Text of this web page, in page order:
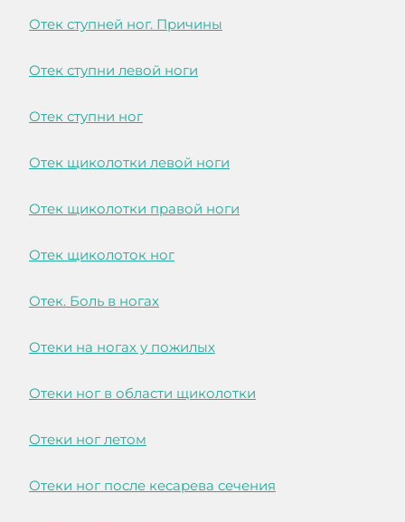
Отек ступней ног. Причины
Отек ступни левой ноги
Отек ступни ног
Отек щиколотки левой ноги
Отек щиколотки правой ноги
Отек щиколоток ног
Отек. Боль в ногах
Отеки на ногах у пожилых
Отеки ног в области щиколотки
Отеки ног летом
Отеки ног после кесарева сечения